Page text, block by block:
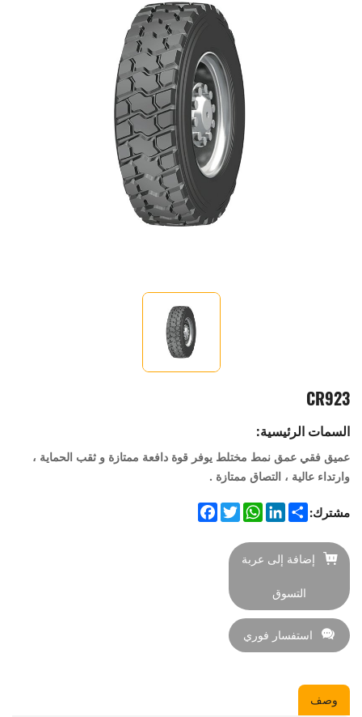
CR923
السمات الرئيسية:
عميق فقي عمق نمط مختلط يوفر قوة دافعة ممتازة و ثقب الحماية ،
وارتداء عالية ، التصاق ممتازة .
مشترك: FacebookTwitter
WhatsApp
LinkedInShare
إضافة إلى عربة
التسوق
استفسار فوري
وصف